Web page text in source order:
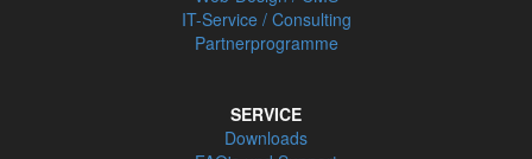
IT-Service / Consulting
Partnerprogramme
SERVICE
Downloads